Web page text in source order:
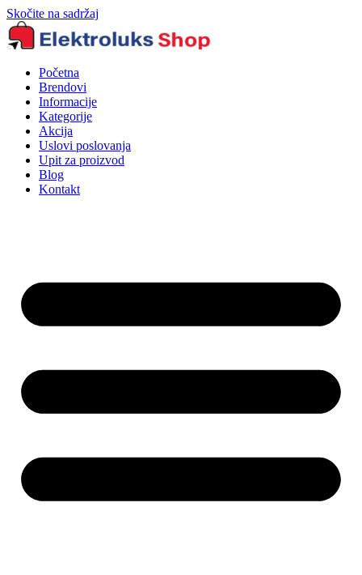
Skočite na sadržaj
Početna
Brendovi
Informacije
Kategorije
Akcija
Uslovi poslovanja
Upit za proizvod
Blog
Kontakt